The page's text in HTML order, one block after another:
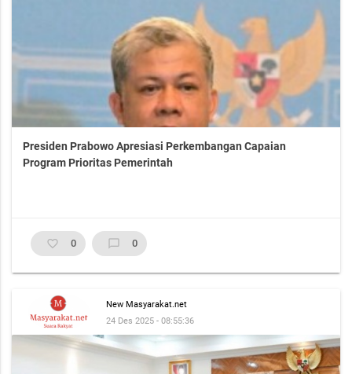
Presiden Prabowo Apresiasi Perkembangan Capaian
Program Prioritas Pemerintah
favorite_border 0 chat_bubble_outline 0
New Masyarakat.net
24 Des 2025 - 08:55:36